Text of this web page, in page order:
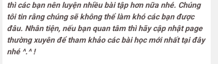
thì các bạn nên luyện nhiều bài tập hơn nữa nhé. Chúng
tôi tin rằng chúng sẽ không thể làm khó các bạn được
đâu. Nhân tiện, nếu bạn quan tâm thì hãy cập nhật page
thường xuyên để tham khảo các bài học mới nhất tại đây
nhé ^.^ !